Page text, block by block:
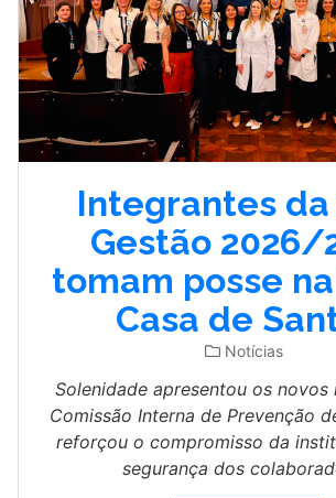
Integrantes da
Gestão 2026/
tomam posse
Casa de
Notícias
Solenidade apresentou os novos
Comissão Interna de Prevenção
reforçou o compromisso da
segurança dos